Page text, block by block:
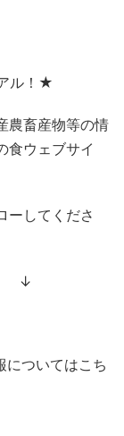
ル！★
農畜産物等の情
食ウェブサイ
ーしてくださ
についてはこち